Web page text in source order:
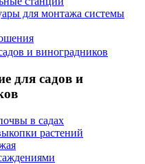
для монтажа системы
и виноградников
для садов и
в садах
растений